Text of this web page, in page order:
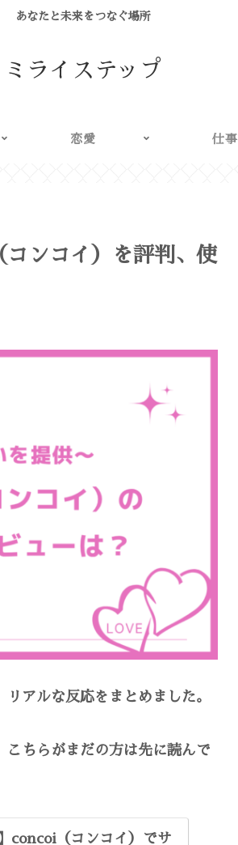
あなたと未来をつなぐ場所
ミライステップ
恋愛 仕事
コンコイ）を評判、使
アルな反応をまとめました。
ちらがまだの方は先に読んで
concoi（コンコイ）でサ